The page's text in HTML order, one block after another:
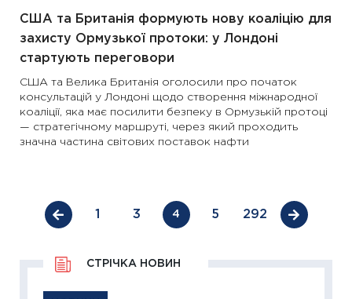
США та Британія формують нову коаліцію для
захисту Ормузької протоки: у Лондоні
стартують переговори
США та Велика Британія оголосили про початок
консультацій у Лондоні щодо створення міжнародної
коаліції, яка має посилити безпеку в Ормузькій протоці
— стратегічному маршруті, через який проходить
значна частина світових поставок нафти
1 3 4 5 292
СТРІЧКА НОВИН